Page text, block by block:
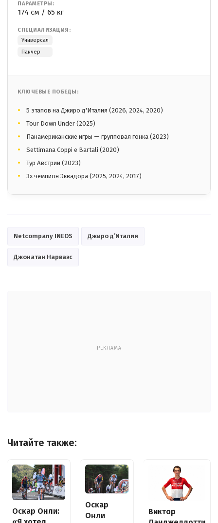
ПАРАМЕТРЫ:
174 см / 65 кг
СПЕЦИАЛИЗАЦИЯ:
Универсал
Панчер
КЛЮЧЕВЫЕ ПОБЕДЫ:
5 этапов на Джиро д'Италия (2026, 2024, 2020)
Tour Down Under (2025)
Панамериканские игры — групповая гонка (2023)
Settimana Coppi e Bartali (2020)
Тур Австрии (2023)
3x чемпион Эквадора (2025, 2024, 2017)
Netcompany INEOS Джиро д’Италия
Джонатан Нарваэс
РЕКЛАМА
Читайте также:
Оскар Онли:
Оскар
Онли
Виктор